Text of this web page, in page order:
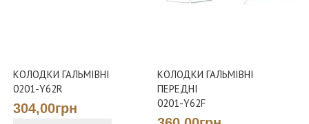
КОЛОДКИ ГАЛЬМІВНІ
0201-Y62R
304,00грн
КОЛОДКИ ГАЛЬМІВНІ
ПЕРЕДНІ
0201-Y62F